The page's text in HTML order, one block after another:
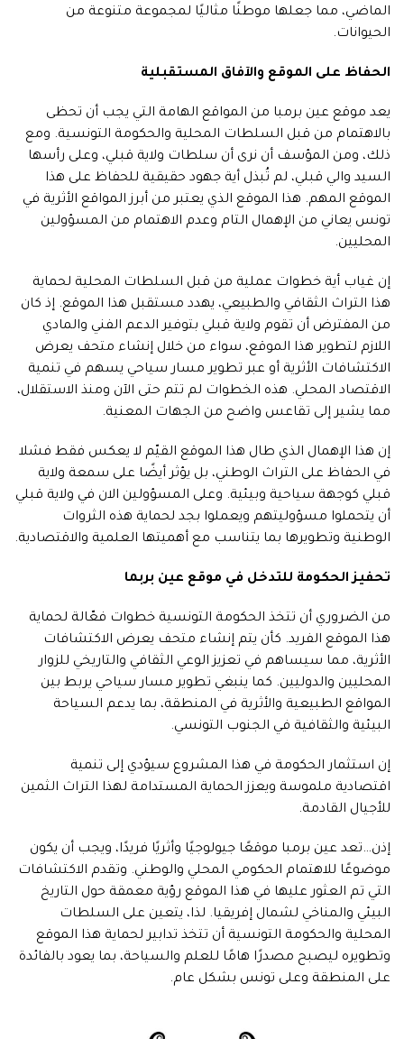
الماضي، مما جعلها موطنًا مثاليًا لمجموعة متنوعة من
الحيوانات.
الحفاظ على الموقع والآفاق المستقبلية
يعد موقع عين برمبا من المواقع الهامة التي يجب أن تحظى
بالاهتمام من قبل السلطات المحلية والحكومة التونسية. ومع
ذلك، ومن المؤسف أن نرى أن سلطات ولاية قبلي، وعلى رأسها
السيد والي قبلي، لم تُبذل أية جهود حقيقية للحفاظ على هذا
الموقع المهم. هذا الموقع الذي يعتبر من أبرز المواقع الأثرية في
تونس يعاني من الإهمال التام وعدم الاهتمام من المسؤولين
المحليين.
إن غياب أية خطوات عملية من قبل السلطات المحلية لحماية
هذا التراث الثقافي والطبيعي، يهدد مستقبل هذا الموقع. إذ كان
من المفترض أن تقوم ولاية قبلي بتوفير الدعم الفني والمادي
اللازم لتطوير هذا الموقع، سواء من خلال إنشاء متحف يعرض
الاكتشافات الأثرية أو عبر تطوير مسار سياحي يسهم في تنمية
الاقتصاد المحلي. هذه الخطوات لم تتم حتى الآن ومنذ الاستقلال،
مما يشير إلى تقاعس واضح من الجهات المعنية.
إن هذا الإهمال الذي طال هذا الموقع القيّم لا يعكس فقط فشلا
في الحفاظ على التراث الوطني، بل يؤثر أيضًا على سمعة ولاية
قبلي كوجهة سياحية وبيئية. وعلى المسؤولين الان في ولاية قبلي
أن يتحملوا مسؤوليتهم ويعملوا بجد لحماية هذه الثروات
الوطنية وتطويرها بما يتناسب مع أهميتها العلمية والاقتصادية.
تحفيز الحكومة للتدخل في موقع عين بربما
من الضروري أن تتخذ الحكومة التونسية خطوات فعّالة لحماية
هذا الموقع الفريد. كأن يتم إنشاء متحف يعرض الاكتشافات
الأثرية، مما سيساهم في تعزيز الوعي الثقافي والتاريخي للزوار
المحليين والدوليين. كما ينبغي تطوير مسار سياحي يربط بين
المواقع الطبيعية والأثرية في المنطقة، بما يدعم السياحة
البيئية والثقافية في الجنوب التونسي.
إن استثمار الحكومة في هذا المشروع سيؤدي إلى تنمية
اقتصادية ملموسة ويعزز الحماية المستدامة لهذا التراث الثمين
للأجيال القادمة.
إذن…تعد عين برمبا موقعًا جيولوجيًا وأثريًا فريدًا، ويجب أن يكون
موضوعًا للاهتمام الحكومي المحلي والوطني. وتقدم الاكتشافات
التي تم العثور عليها في هذا الموقع رؤية معمقة حول التاريخ
البيئي والمناخي لشمال إفريقيا. لذا، يتعين على السلطات
المحلية والحكومة التونسية أن تتخذ تدابير لحماية هذا الموقع
وتطويره ليصبح مصدرًا هامًا للعلم والسياحة، بما يعود بالفائدة
على المنطقة وعلى تونس بشكل عام.